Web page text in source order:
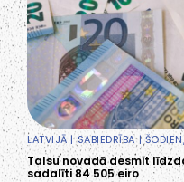
LATVIJĀ |SABIEDRĪBA|
Talsu novadā desmit
sadalīti 84 505 eiro